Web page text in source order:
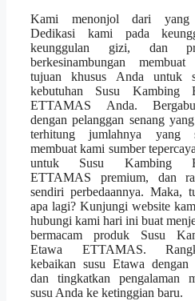
Kami menonjol dari yang
Dedikasi kami pada
keunggulan gizi, dan
berkesinambungan
tujuan khusus Anda untuk
kebutuhan Susu Kambing
ETTAMAS Anda.
dengan pelanggan senang
terhitung jumlahnya yang
membuat kami sumber
untuk Susu Kambing
ETTAMAS premium, dan
sendiri perbedaannya. Maka,
apa lagi? Kunjungi website
hubungi kami hari ini buat
bermacam produk Susu
Etawa ETTAMAS.
kebaikan susu Etawa dengan
dan tingkatkan pengalaman
susu Anda ke ketinggian baru.